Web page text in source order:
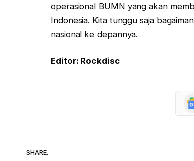
operasional BUMN yang akan
Indonesia. Kita tunggu saja
nasional ke depannya.
Editor: Rockdisc
SHARE.